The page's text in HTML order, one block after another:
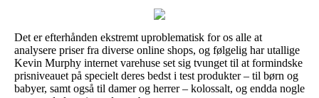
Det er efterhånden ekstremt uproblematisk for os alle at
analysere priser fra diverse online shops, og følgelig har utallige
Kevin Murphy internet varehuse set sig tvunget til at formindske
prisniveauet på specielt deres bedst i test produkter – til børn og
babyer, samt også til damer og herrer – kolossalt, og endda nogle